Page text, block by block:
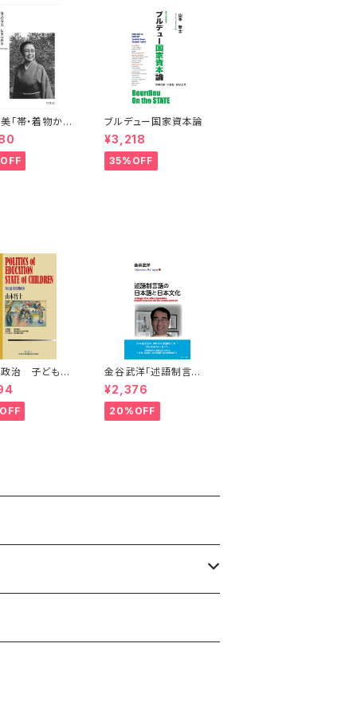
「帯・着物から
姿情と曲線」
ブルデュー国家資本論
¥3,218
35%OFF
治 子どもの
金谷武洋「述語制言語
の日本語と日本文化」
¥2,376
20%OFF